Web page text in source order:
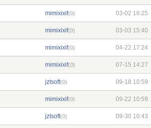
mimixixif(0) 03-02 16:25
mimixixif(0) 03-03 15:40
mimixixif(0) 04-22 17:24
mimixixif(0) 07-15 14:27
jztsoft(0) 09-18 10:59
mimixixif(0) 09-22 10:59
jztsoft(0) 09-30 10:43